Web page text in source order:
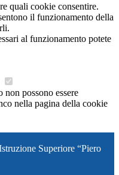
quali cookie consentire.
il funzionamento della
al funzionamento potete
possono essere
nella pagina della cookie
Superiore “Piero